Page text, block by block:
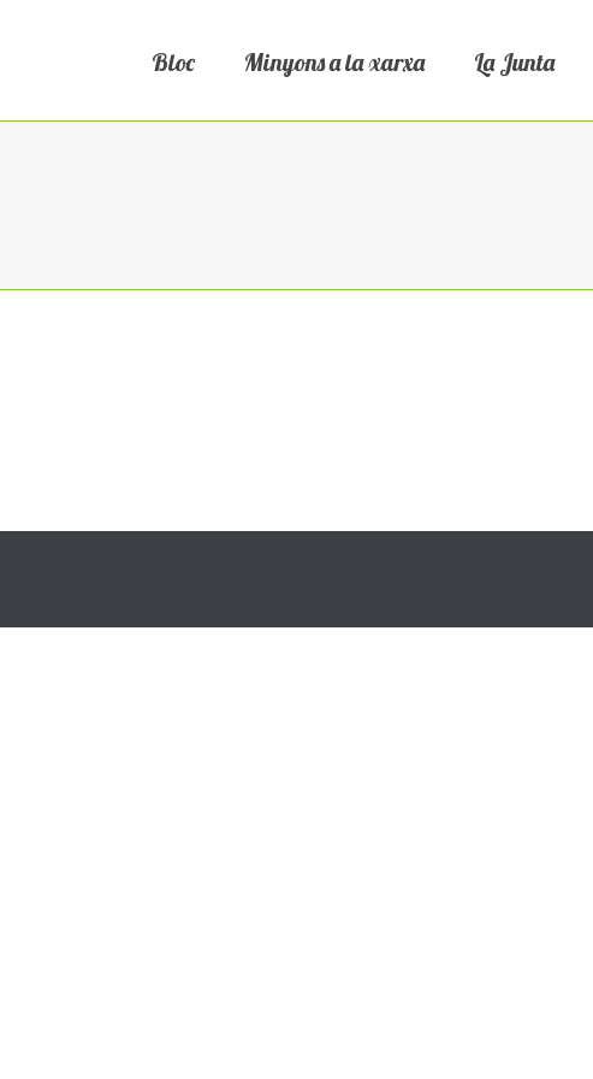
Bloc Minyons a la xarxa La Junta